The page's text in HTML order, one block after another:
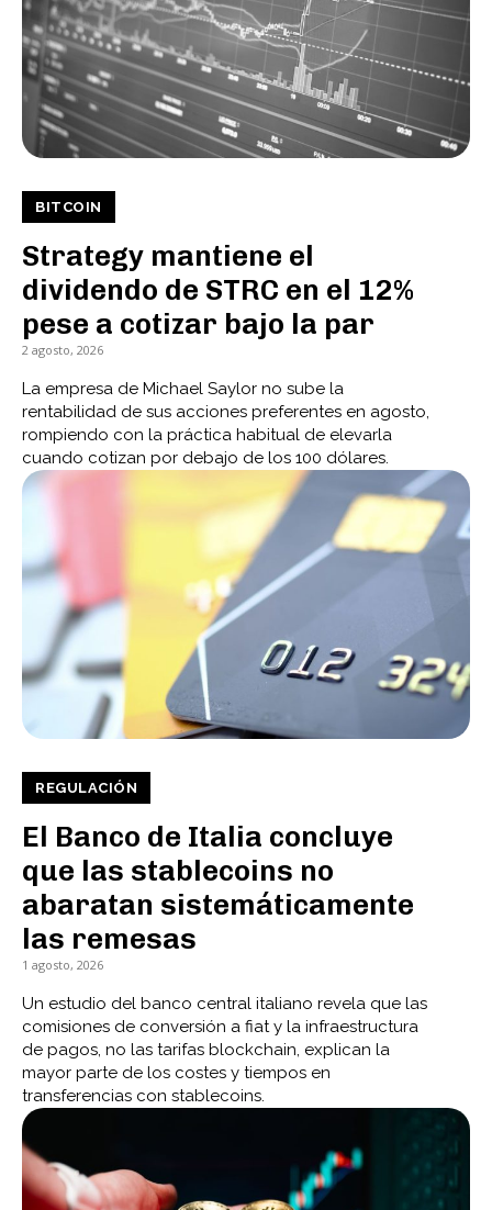
BITCOIN
Strategy mantiene el
dividendo de STRC en el 12%
pese a cotizar bajo la par
2 agosto, 2026
La empresa de Michael Saylor no sube la
rentabilidad de sus acciones preferentes en agosto,
rompiendo con la práctica habitual de elevarla
cuando cotizan por debajo de los 100 dólares.
REGULACIÓN
El Banco de Italia concluye
que las stablecoins no
abaratan sistemáticamente
las remesas
1 agosto, 2026
Un estudio del banco central italiano revela que las
comisiones de conversión a fiat y la infraestructura
de pagos, no las tarifas blockchain, explican la
mayor parte de los costes y tiempos en
transferencias con stablecoins.